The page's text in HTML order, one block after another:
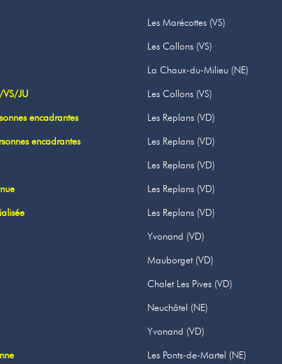
Les Marécottes (VS)
Les Collons (VS)
La Chaux-du-Milieu (NE)
JU Les Collons (VS)
encadrantes Les Replans (VD)
encadrantes Les Replans (VD)
Les Replans (VD)
Les Replans (VD)
Les Replans (VD)
Yvonand (VD)
Mauborget (VD)
Chalet Les Pives (VD)
Neuchâtel (NE)
Yvonand (VD)
Les Ponts-de-Martel (NE)